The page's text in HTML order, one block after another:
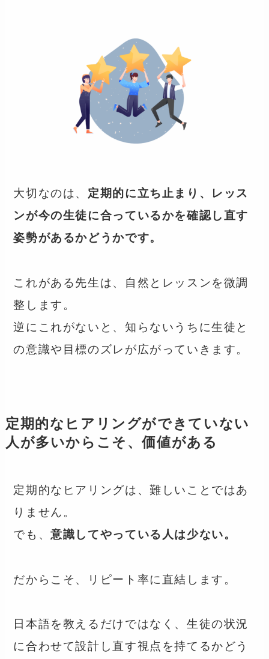
大切なのは、 定期的に立ち止まり、レッス
ンが今の生徒に合っているかを確認し直す
姿勢があるかどうかです。
これがある先生は、自然とレッスンを微調
整します。
逆にこれがないと、知らないうちに生徒と
の意識や目標のズレが広がっていきます。
定期的なヒアリングができていない
人が多いからこそ、価値がある
定期的なヒアリングは、難しいことではあ
りません。
でも、意識してやっている人は少ない。
だからこそ、リピート率に直結します。
日本語を教えるだけではなく、生徒の状況
に合わせて設計し直す視点を持てるかどう